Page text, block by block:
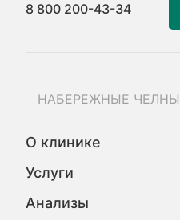
8 800 200-43-34
НАБЕРЕЖНЫЕ ЧЕЛНЫ
О клинике
Услуги
Анализы